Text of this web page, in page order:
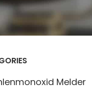
Melder